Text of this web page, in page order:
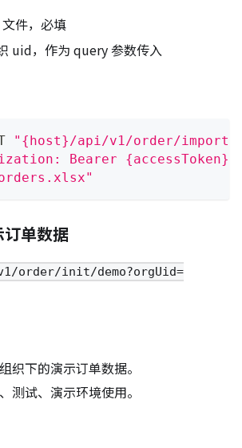
件，必填
uid，作为 query 参数传入
"{host}/api/v1/order/
Bearer {accessToken}"
单数据
order/init/demo?orgUid=
织下的演示订单数据。
测试、演示环境使用。